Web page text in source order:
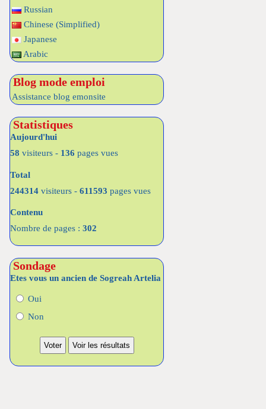
Russian
Chinese (Simplified)
Japanese
Arabic
Blog mode emploi
Assistance blog emonsite
Statistiques
Aujourd'hui
58 visiteurs - 136 pages vues
Total
244314 visiteurs - 611593 pages vues
Contenu
Nombre de pages : 302
Sondage
Etes vous un ancien de Sogreah Artelia
Oui
Non